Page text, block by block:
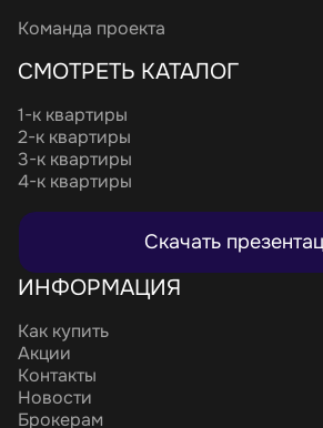
Команда проекта
СМОТРЕТЬ КАТАЛОГ
1-к квартиры
2-к квартиры
3-к квартиры
4-к квартиры
Скачать
ИНФОРМАЦИЯ
Как купить
Акции
Контакты
Новости
Брокерам